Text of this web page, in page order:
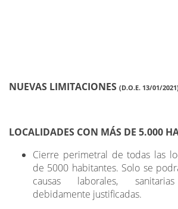
NUEVAS LIMITACIONES (D.O.E. 13/01/
LOCALIDADES CON MÁS DE 5.000
Cierre perimetral de todas las
de 5000 habitantes. Solo se
causas laborales,
debidamente justificadas.